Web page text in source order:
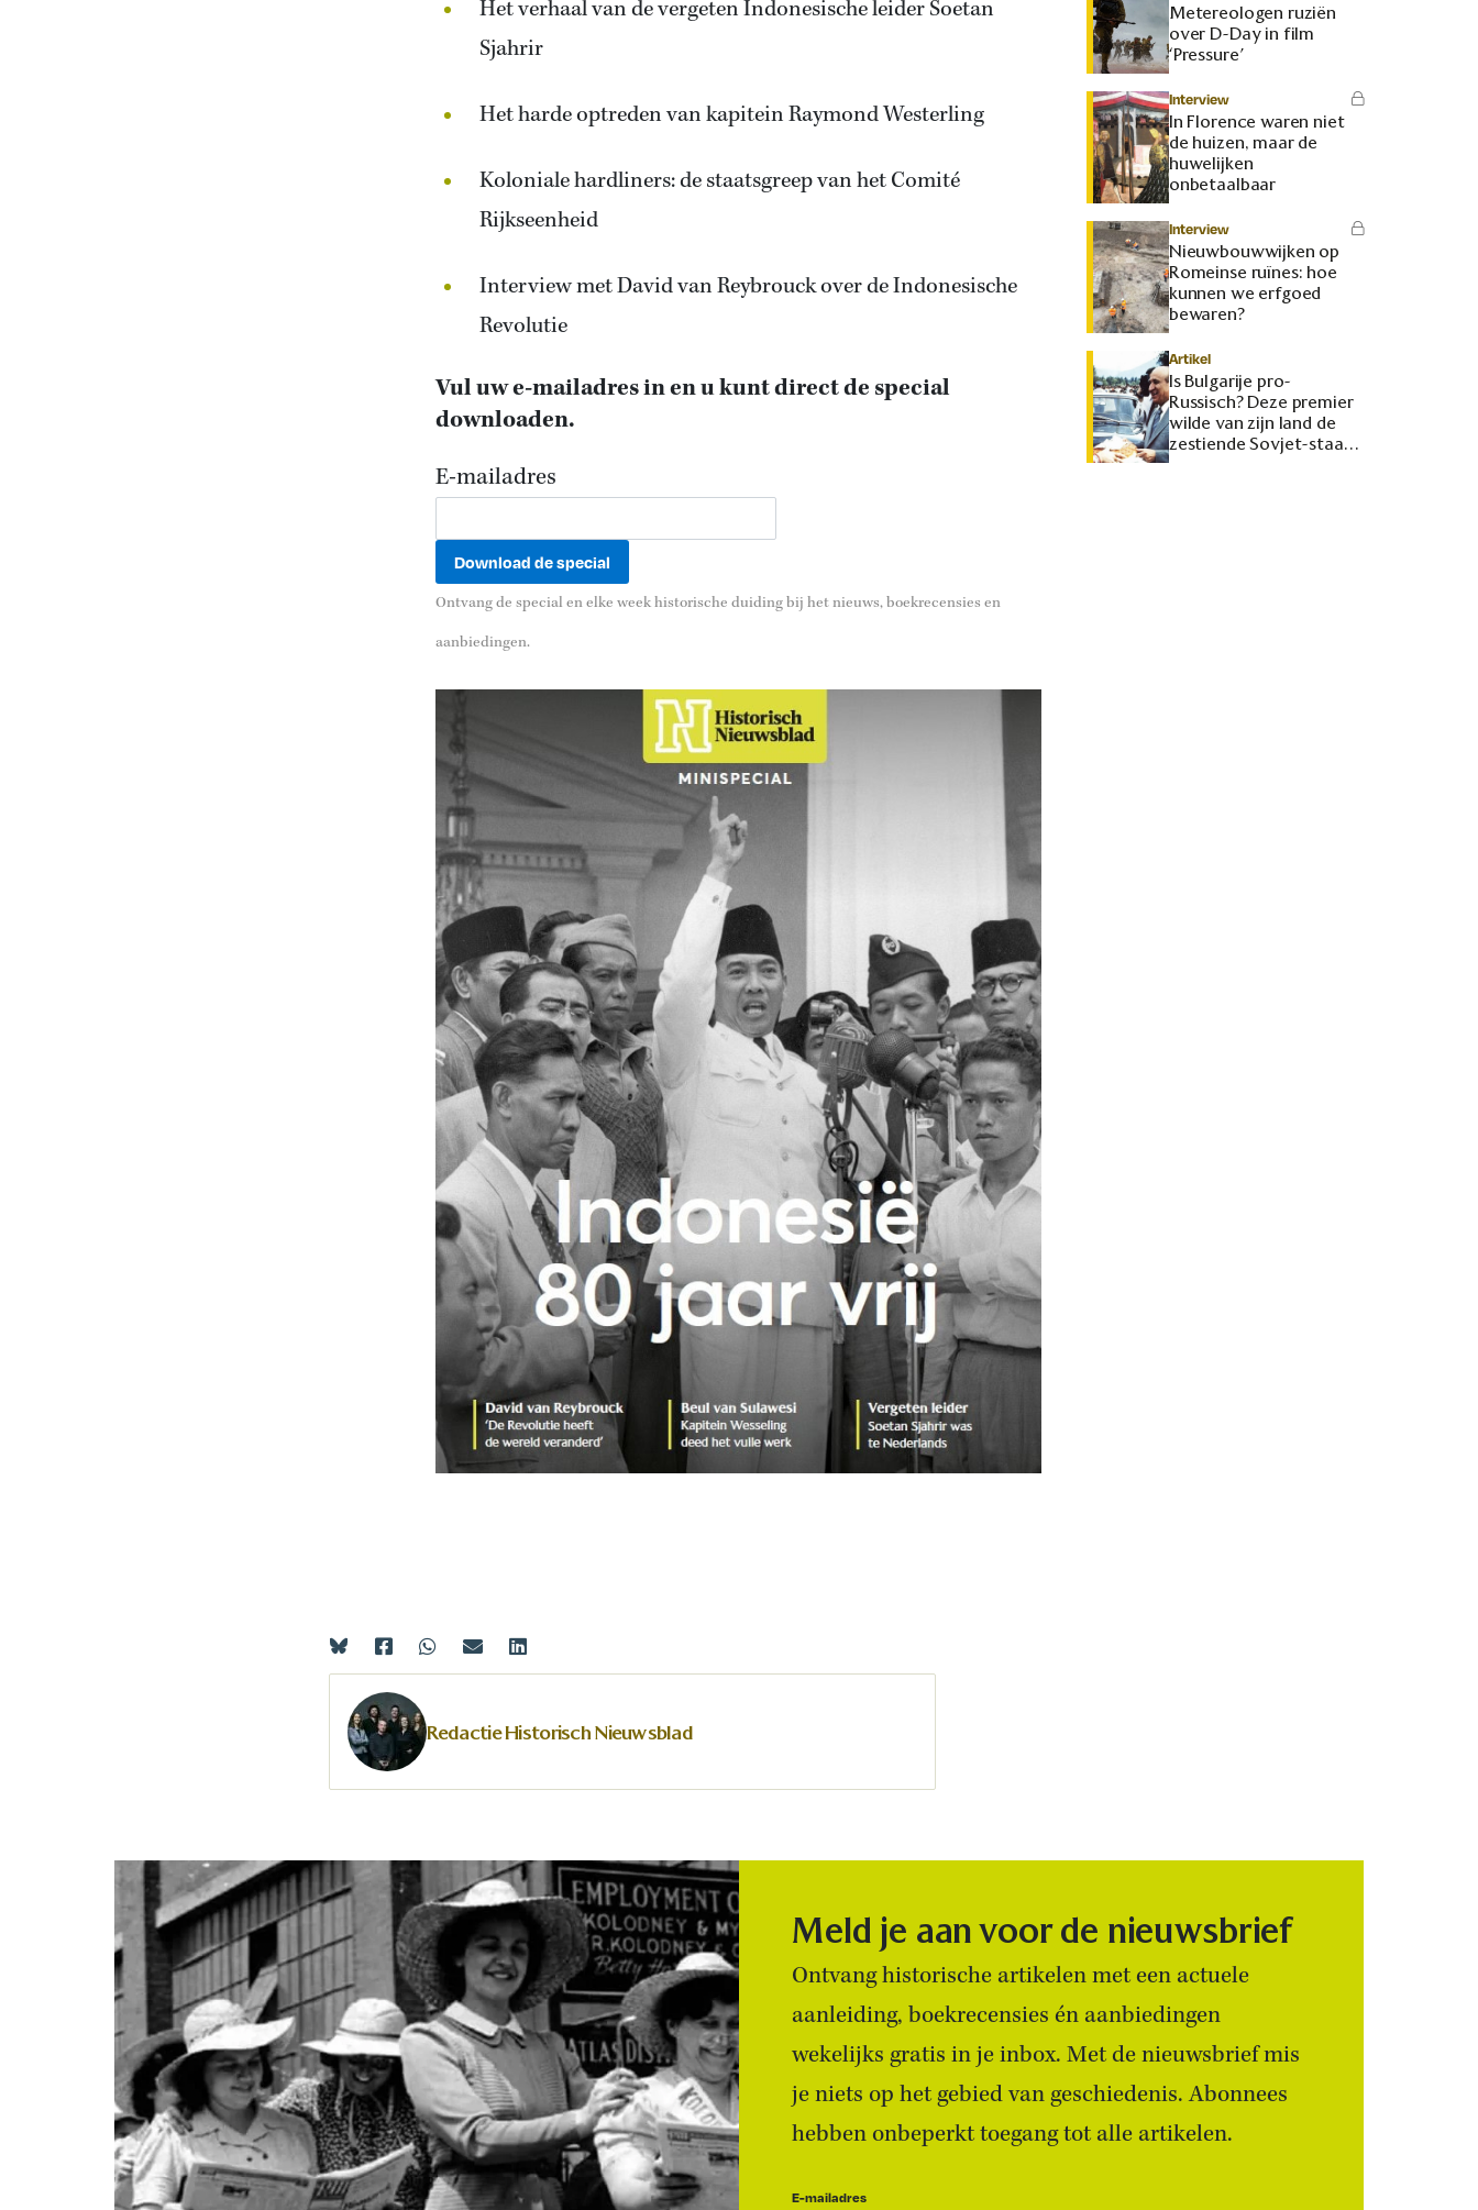
Het verhaal van de vergeten Indonesische leider Soetan
Sjahrir
Het harde optreden van kapitein Raymond Westerling
Koloniale hardliners: de staatsgreep van het Comité
Rijkseenheid
Interview met David van Reybrouck over de Indonesische
Revolutie
Vul uw e-mailadres in en u kunt direct de special
downloaden.
E-mailadres
Ontvang de special en elke week historische duiding bij het nieuws, boekrecensies en
aanbiedingen.
Metereologen ruziën
over D-Day in film
‘Pressure’
Interview
In Florence waren niet
de huizen, maar de
huwelijken
onbetaalbaar
Interview
Nieuwbouwwijken op
Romeinse ruïnes: hoe
kunnen we erfgoed
bewaren?
Artikel
Is Bulgarije pro-
Russisch? Deze premier
wilde van zijn land de
zestiende Sovjet-staat
maken
Redactie Historisch Nieuwsblad
Meld je aan voor de nieuwsbrief
Ontvang historische artikelen met een actuele
aanleiding, boekrecensies én aanbiedingen
wekelijks gratis in je inbox. Met de nieuwsbrief mis
je niets op het gebied van geschiedenis. Abonnees
hebben onbeperkt toegang tot alle artikelen.
E-mailadres